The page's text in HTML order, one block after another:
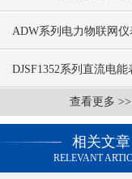
ADW系列电力物联网仪
DJSF1352系列直流电能
查看更多 >>
相关文章
RELEVANT